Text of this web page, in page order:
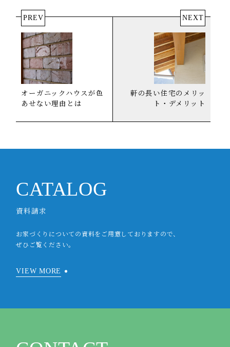
PREV
オーガニックハウスが色
あせない理由とは
NEXT
軒の長い住宅のメリッ
ト・デメリット
CATALOG
資料請求
お家づくりについての資料をご用意しておりますので、
ぜひご覧ください。
VIEW MORE